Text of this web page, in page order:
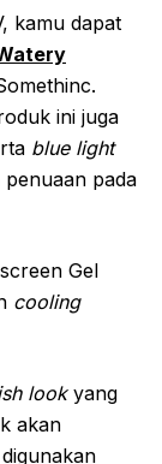
kamu dapat
ini juga
blue light
pada
Gel
cooling
lookyang
akan